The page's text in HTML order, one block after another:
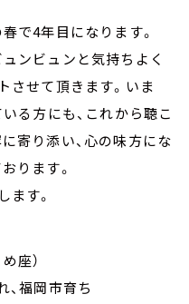
で4年目になります。
ンビュンと気持ちよく
させて頂きます。いま
る方にも、これから聴こ
寄り添い、心の味方にな
ります。
ます。
座）
、福岡市育ち